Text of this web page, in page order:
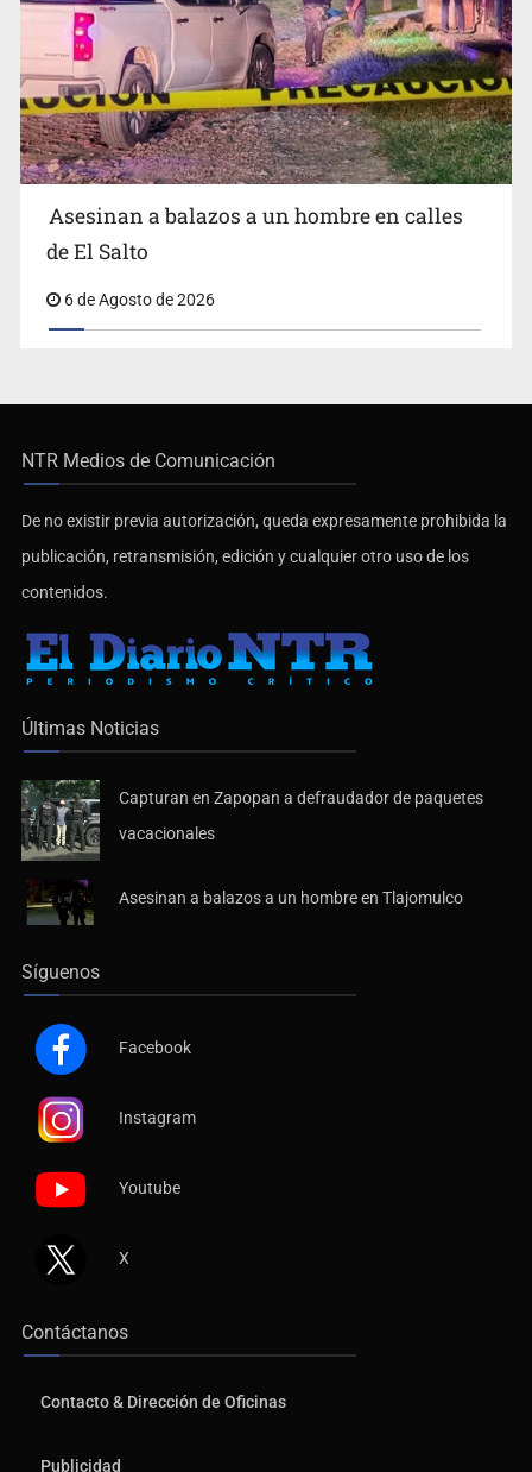
Asesinan a balazos a un hombre en calles
de El Salto
6 de Agosto de 2026
NTR Medios de Comunicación
De no existir previa autorización, queda expresamente prohibida la
publicación, retransmisión, edición y cualquier otro uso de los
contenidos.
Últimas Noticias
Capturan en Zapopan a defraudador de paquetes
vacacionales
Asesinan a balazos a un hombre en Tlajomulco
Síguenos
Facebook
Instagram
Youtube
X
Contáctanos
Contacto & Dirección de Oficinas
Publicidad